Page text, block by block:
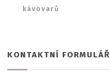
kávovarů
KONTAKTNÍ FORMULÁŘ